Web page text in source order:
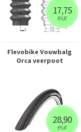
17,75
eur
Flevobike Vouwbalg
Orca veerpoot
28,90
eur